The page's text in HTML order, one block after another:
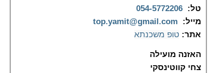
טל: 054-5772206
מייל: top.yamit@gmail.com
אתר: טופ משכנתא
האזנה מועילה
צחי קווטינסקי